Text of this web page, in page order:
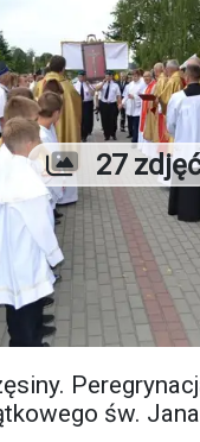
Liczba
27
św.